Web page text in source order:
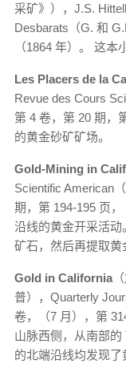
采矿》），J.S.
Desbarats（G. 和
（1864 年）。 这本
Les Placers de la
Revue des Cours
第 4 卷，第 20 期，
的黄金砂矿矿场。
Gold-Mining in
Scientific American
期，第 194-195 页
沿线的黄金开采活
矿石，然后再提取黄
Gold in California
普），Quarterly
卷，（7 月），第
山脉西侧，从南部的
的北端沿线均发现了